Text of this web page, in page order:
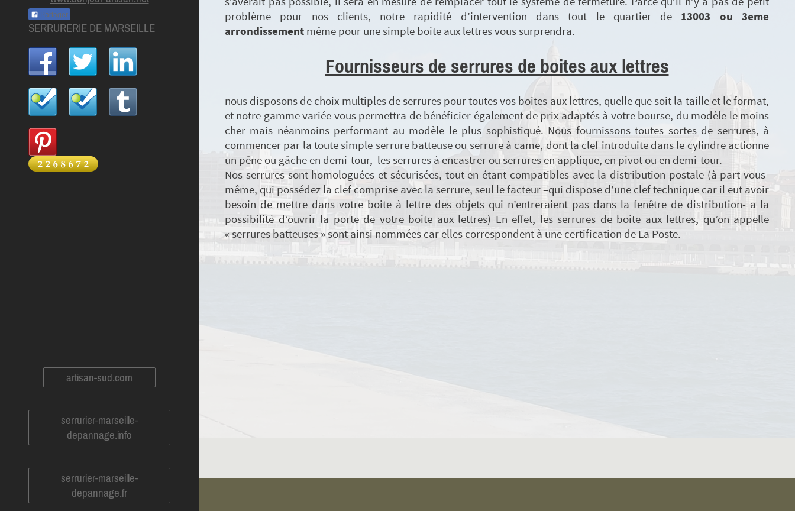
problème pour nos clients, notre rapidité d’intervention dans tout le quartier de 13003 ou 3eme
arrondissement même pour une simple boite aux lettres vous surprendra.
Fournisseurs de serrures de boites aux lettres
nous disposons de choix multiples de serrures pour toutes vos boites aux lettres, quelle que soit la taille et le format,
et notre gamme variée vous permettra de bénéficier également de prix adaptés à votre bourse, du modèle le moins
cher mais néanmoins performant au modèle le plus sophistiqué. Nous fournissons toutes sortes de serrures, à
commencer par la toute simple serrure batteuse ou serrure à came, dont la clef introduite dans le cylindre actionne
un pêne ou gâche en demi-tour, les serrures à encastrer ou serrures en applique, en pivot ou en demi-tour.
Nos serrures sont homologuées et sécurisées, tout en étant compatibles avec la distribution postale (à part vous-
même, qui possédez la clef comprise avec la serrure, seul le facteur –qui dispose d’une clef technique car il eut avoir
besoin de mettre dans votre boite à lettre des objets qui n’entreraient pas dans la fenêtre de distribution- a la
possibilité d’ouvrir la porte de votre boite aux lettres) En effet, les serrures de boite aux lettres, qu’on appelle
« serrures batteuses » sont ainsi nommées car elles correspondent à une certification de La Poste.
Partager
SERRURERIE DE MARSEILLE
artisan-sud.com
serrurier-marseille-
depannage.info
serrurier-marseille-
depannage.fr